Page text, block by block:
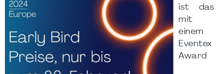
ist das
mit
einem
Eventex
Award